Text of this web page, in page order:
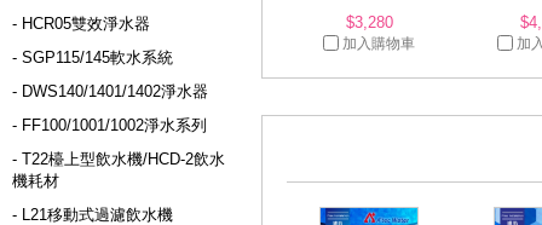
- HCR05雙效淨水器
- SGP115/145軟水系統
- DWS140/1401/1402淨水器
- FF100/1001/1002淨水系列
- T22檯上型飲水機/HCD-2飲水
機耗材
- L21移動式過濾飲水機
$3,280
加入購物車 加